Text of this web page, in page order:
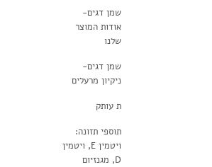
שמן דגים-
אודות המוצר
שלנו
שמן דגים-
ניקיון מרעלים
ת עותק
תוספי תזונה:
ויטמין E, ויטמין
D, מגנזיום